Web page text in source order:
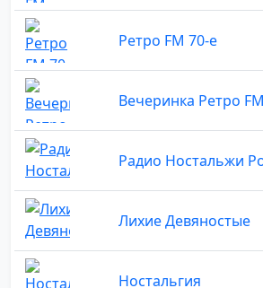
Ретро FM 70-е
Вечеринка Ретро FM
Радио Ностальжи
Лихие Девяностые
Ностальгия